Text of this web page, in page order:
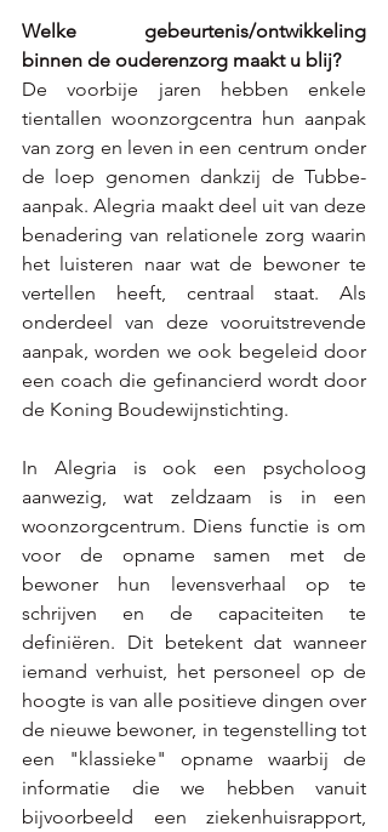
Welke gebeurtenis/ontwikkeling
binnen de ouderenzorg maakt u blij?
De voorbije jaren hebben enkele
tientallen woonzorgcentra hun aanpak
van zorg en leven in een centrum onder
de loep genomen dankzij de Tubbe-
aanpak. Alegria maakt deel uit van deze
benadering van relationele zorg waarin
het luisteren naar wat de bewoner te
vertellen heeft, centraal staat. Als
onderdeel van deze vooruitstrevende
aanpak, worden we ook begeleid door
een coach die gefinancierd wordt door
de Koning Boudewijnstichting.
In Alegria is ook een psycholoog
aanwezig, wat zeldzaam is in een
woonzorgcentrum. Diens functie is om
voor de opname samen met de
bewoner hun levensverhaal op te
schrijven en de capaciteiten te
definiëren. Dit betekent dat wanneer
iemand verhuist, het personeel op de
hoogte is van alle positieve dingen over
de nieuwe bewoner, in tegenstelling tot
een "klassieke" opname waarbij de
informatie die we hebben vanuit
bijvoorbeeld een ziekenhuisrapport,